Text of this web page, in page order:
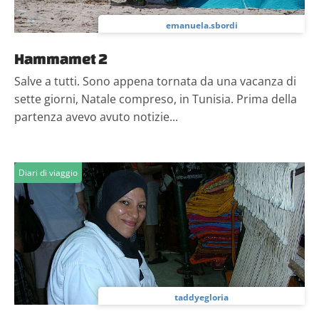
emanuela.sbordi
Hammamet 2
Salve a tutti. Sono appena tornata da una vacanza di
sette giorni, Natale compreso, in Tunisia. Prima della
partenza avevo avuto notizie...
Diari di viaggio
taddyegloria